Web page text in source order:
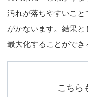
汚れが落ちやすいこ
がかないます。結果
最大化することができ
こちら